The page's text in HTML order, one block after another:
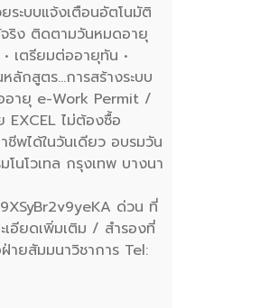
ระบบแจ้งเตือนอัตโนมัติ
จริง ติดตามวันหมดอายุ
เตรียมต่ออายุทัน •
ลักสูตร…การสร้างระบบ
อายุ e-Work Permit /
EXCEL ไม่ต้องซื้อ
พได้ในวันเดียว อบรมวัน
นโวเทล กรุงเทพ บางนา
ด่วน ที่
อียดเพิ่มเติม / สำรองที่
ยสัมมนาวิชาการ Tel: